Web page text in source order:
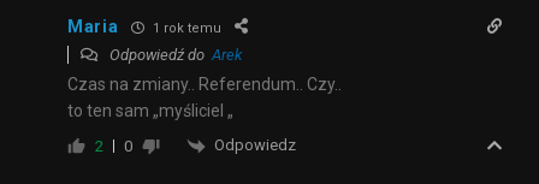
Maria 1 rok temu
Odpowiedź doArek
Czas na zmiany.. Referendum.. Czy..
to ten sam „myśliciel „
2 0 Odpowiedz